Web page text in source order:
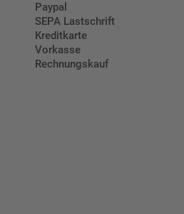
Paypal
SEPA Lastschrift
Kreditkarte
Vorkasse
Rechnungskauf